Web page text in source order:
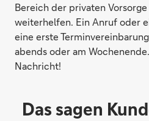
Bereich der privaten
weiterhelfen. Ein Anruf oder
eine erste
abends oder am
Nachricht!
Das sagen